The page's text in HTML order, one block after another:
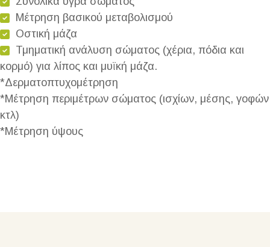
Μέτρηση βασικού μεταβολισμού
Οστική μάζα
Τμηματική ανάλυση σώματος (χέρια, πόδια και
κορμό) για λίπος και μυϊκή μάζα.
*Δερματοπτυχομέτρηση
*Μέτρηση περιμέτρων σώματος (ισχίων, μέσης, γοφών
κτλ)
*Μέτρηση ύψους